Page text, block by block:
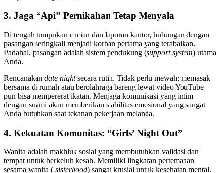
3. Jaga “Api” Pernikahan Tetap Menyala
Di tengah tumpukan cucian dan laporan kantor, hubungan dengan
pasangan seringkali menjadi korban pertama yang terabaikan.
Padahal, pasangan adalah sistem pendukung (support system) utama
Anda.
Rencanakan date nightsecara rutin. Tidak perlu mewah; memasak
bersama di rumah atau berolahraga bareng lewat video YouTube
pun bisa mempererat ikatan. Menjaga komunikasi yang intim
dengan suami akan memberikan stabilitas emosional yang sangat
Anda butuhkan saat tekanan pekerjaan melanda.
4. Kekuatan Komunitas: “Girls’ Night Out”
Wanita adalah makhluk sosial yang membutuhkan validasi dan
tempat untuk berkeluh kesah. Memiliki lingkaran pertemanan
sesama wanita ( sisterhood) sangat krusial untuk kesehatan mental.